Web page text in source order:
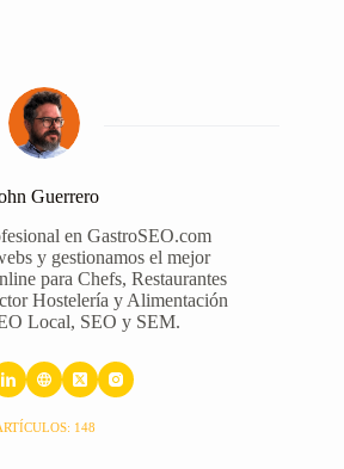
Guerrero
en GastroSEO.com
y gestionamos el mejor
para Chefs, Restaurantes
Hostelería y Alimentación
Local, SEO y SEM.
148